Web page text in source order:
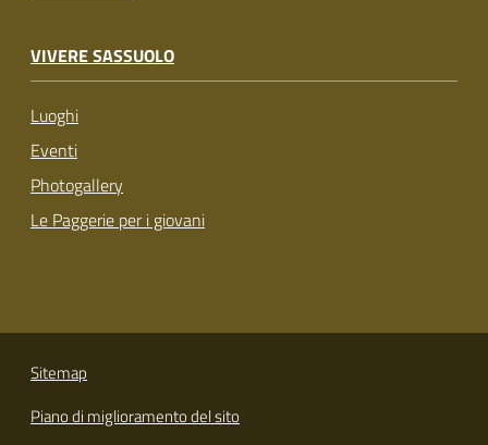
VIVERE SASSUOLO
Luoghi
Eventi
Photogallery
Le Paggerie per i giovani
Sitemap
Piano di miglioramento del sito